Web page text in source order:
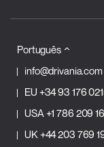
Português
info@drivania.com
EU +34 93 176
USA +1 786 209
UK +44 203 769